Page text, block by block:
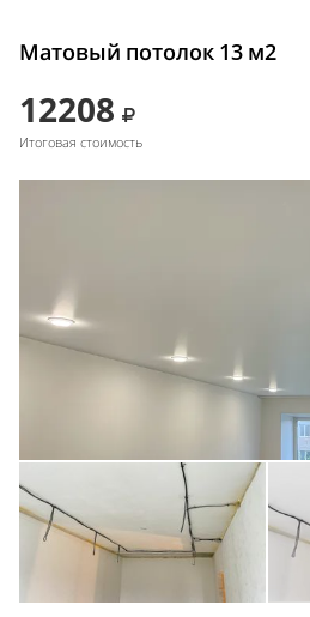
Матовый потолок 13 м2
12208
Итоговая стоимость